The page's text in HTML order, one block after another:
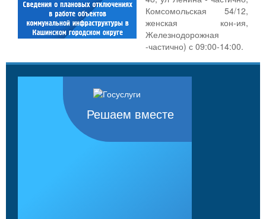
Комсомольская 54/12,
женская кон-ия,
Железнодорожная
-частично) с 09:00-14:00.
Решаем вместе